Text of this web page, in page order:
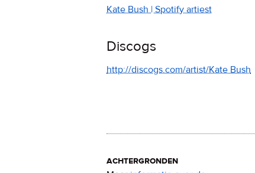
Kate Bush | Spotify artiest
Discogs
http://discogs.com/artist/Kate Bush
achtergronden